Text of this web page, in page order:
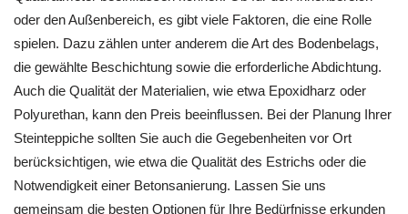
oder den Außenbereich, es gibt viele Faktoren, die eine Rolle
spielen. Dazu zählen unter anderem die Art des Bodenbelags,
die gewählte Beschichtung sowie die erforderliche Abdichtung.
Auch die Qualität der Materialien, wie etwa Epoxidharz oder
Polyurethan, kann den Preis beeinflussen. Bei der Planung Ihrer
Steinteppiche sollten Sie auch die Gegebenheiten vor Ort
berücksichtigen, wie etwa die Qualität des Estrichs oder die
Notwendigkeit einer Betonsanierung. Lassen Sie uns
gemeinsam die besten Optionen für Ihre Bedürfnisse erkunden